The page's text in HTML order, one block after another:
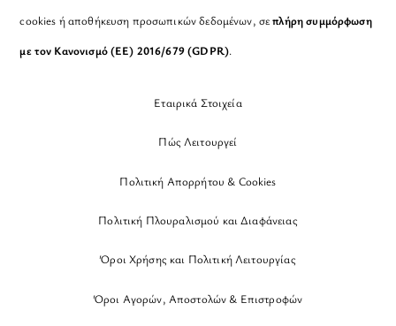
cookies ή αποθήκευση προσωπικών δεδομένων, σεπλήρη συμμόρφωση
με τον Κανονισμό (ΕΕ) 2016/679 (GDPR).
Εταιρικά Στοιχεία
Πώς Λειτουργεί
Πολιτική Απορρήτου & Cookies
Πολιτική Πλουραλισμού και Διαφάνειας
Όροι Χρήσης και Πολιτική Λειτουργίας
Όροι Αγορών, Αποστολών & Επιστροφών